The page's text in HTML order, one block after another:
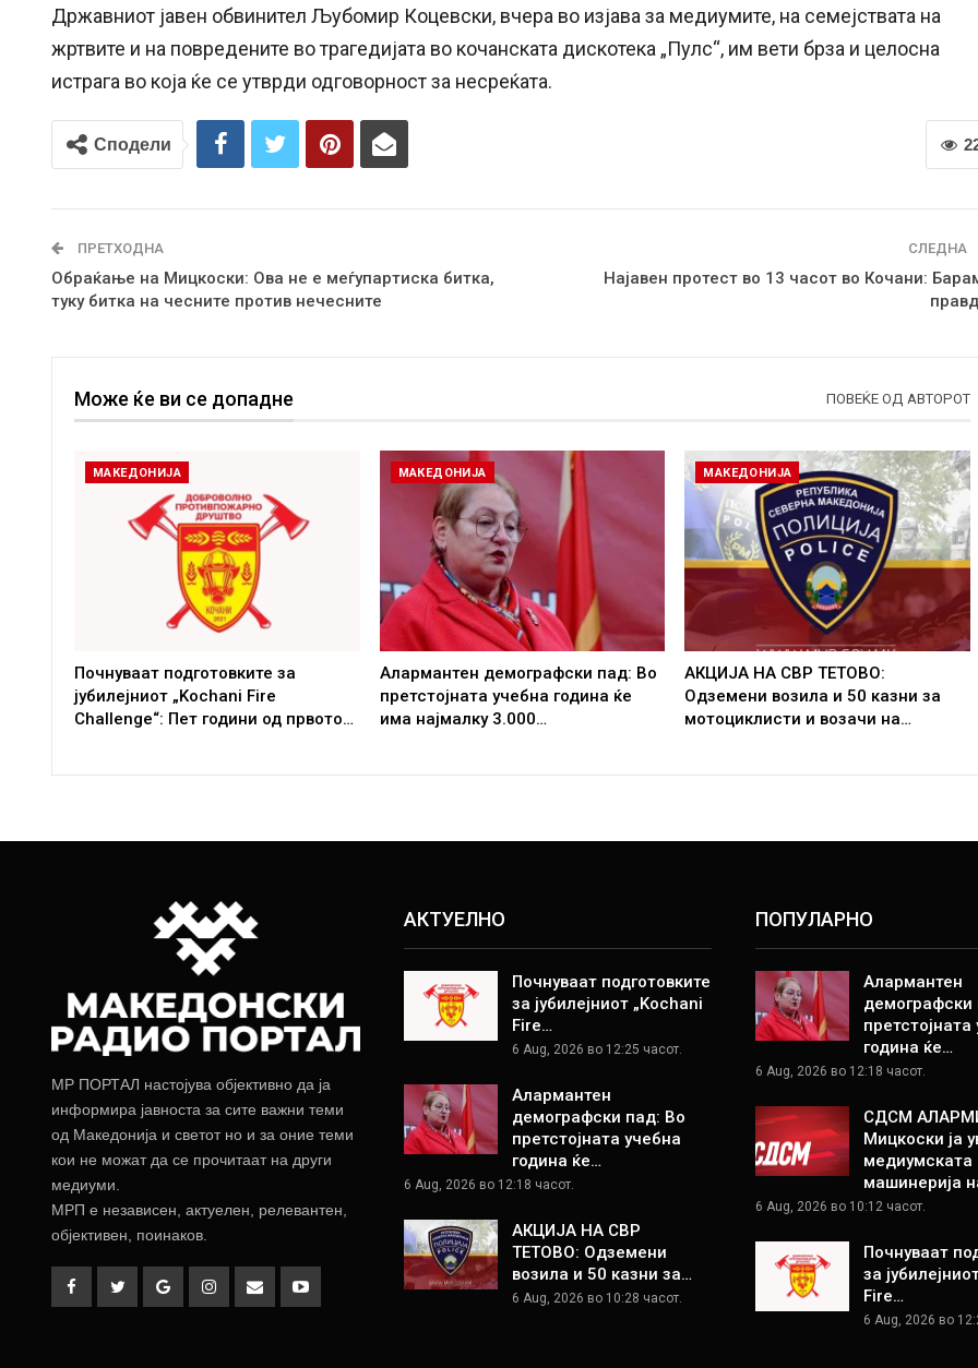
Државниот јавен обвинител Љубомир Коцевски, вчера во изјава за медиумите, на семејствата на
жртвите и на повредените во трагедијата во кочанската дискотека „Пулс“, им вети брза и целосна
истрага во која ќе се утврди одговорност за несреќата.
Сподели
ПРЕТХОДНА
Обраќање на Мицкоски: Ова не е меѓупартиска битка,
туку битка на чесните против нечесните
СЛЕДНА
Најавен протест во 13 часот во Кочани:
Може ќе ви се допадне ПОВЕЌЕ ОД АВТОРОТ
МАКЕДОНИЈА
Почнуваат подготовките за
јубилејниот „Kochani Fire
Challenge“: Пет години од првото…
МАКЕДОНИЈА
Алармантен демографски пад: Во
претстојната учебна година ќе
има најмалку 3.000…
МАКЕДОНИЈА
АКЦИЈА НА СВР ТЕТОВО:
Одземени возила и 50 казни за
мотоциклисти и возачи на…
МР ПОРТАЛ настојува објективно да ја
информира јавноста за сите важни теми
од Македонија и светот но и за оние теми
кои не можат да се прочитаат на други
медиуми.
МРП е независен, актуелен, релевантен,
објективен, поинаков.
АКТУЕЛНО
Почнуваат подготовките
за јубилејниот „Kochani
Fire…
6 Aug, 2026 во 12:25 часот.
Алармантен
демографски пад: Во
претстојната учебна
година ќе…
6 Aug, 2026 во 12:18 часот.
АКЦИЈА НА СВР
ТЕТОВО: Одземени
возила и 50 казни за…
6 Aug, 2026 во 10:28 часот.
ПОПУЛАРНО
Алармантен
демографски
претстојната
година ќе…
6 Aug, 2026 во 12:18 часот.
СДСМ
Мицкоски ја
медиумската
машинерија
6 Aug, 2026 во 10:12 часот.
Почнуваат
за
Fire…
6 Aug, 2026 во